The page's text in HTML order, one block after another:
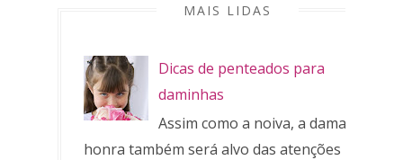
MAIS LIDAS
Dicas de penteados para
daminhas
Assim como a noiva, a dama de
honra também será alvo das atenções